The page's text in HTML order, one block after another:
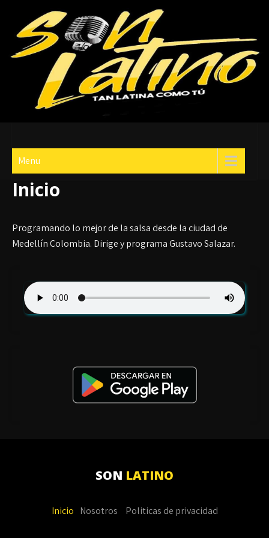
content
Son Latino
Menu
Inicio
Programando lo mejor de la salsa desde la ciudad de
Medellín Colombia. Dirige y programa Gustavo Salazar.
SON LATINO
Inicio Nosotros Politicas de privacidad